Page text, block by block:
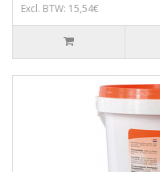
Excl. BTW: 15,54€